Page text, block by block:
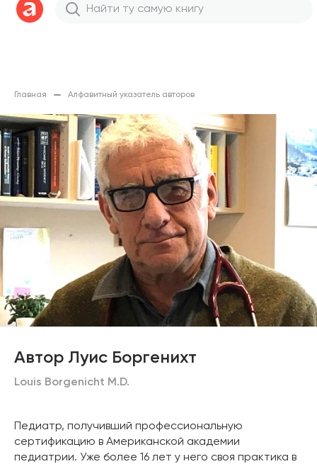
Главная Алфавитный указатель авторов
Автор Луис Боргенихт
Louis Borgenicht M.D.
Педиатр, получивший профессиональную
сертификацию в Американской академии
педиатрии. Уже более 16 лет у него своя практика в